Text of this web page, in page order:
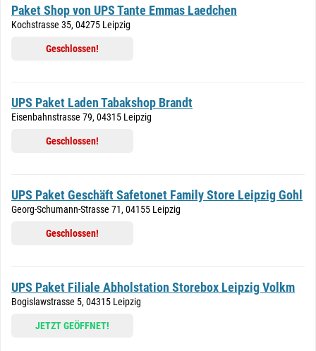
Paket Shop von UPS Tante Emmas Laedchen
Kochstrasse 35, 04275 Leipzig
Geschlossen!
UPS Paket Laden Tabakshop Brandt
Eisenbahnstrasse 79, 04315 Leipzig
Geschlossen!
UPS Paket Geschäft Safetonet Family Store Leipzig Gohl
Georg-Schumann-Strasse 71, 04155 Leipzig
Geschlossen!
UPS Paket Filiale Abholstation Storebox Leipzig Volkm
Bogislawstrasse 5, 04315 Leipzig
JETZT GEÖFFNET!